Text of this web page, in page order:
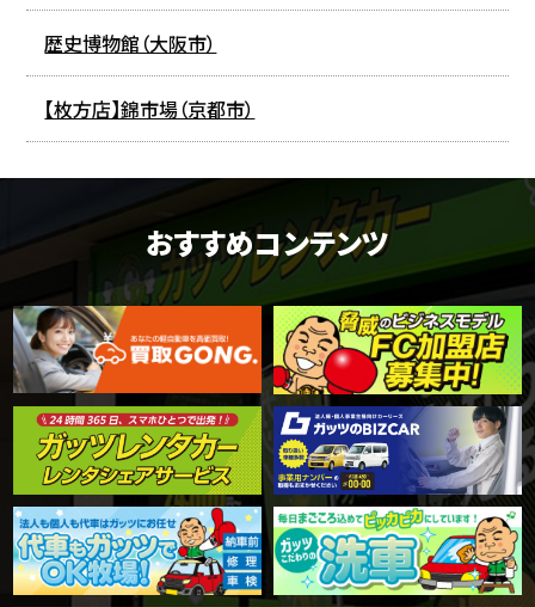
歴史博物館（大阪市）
【枚方店】錦市場（京都市）
おすすめコンテンツ